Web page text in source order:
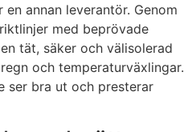
annan leverantör. Genom
med beprövade
tät, säker och välisolerad
och temperaturväxlingar.
ser bra ut och presterar